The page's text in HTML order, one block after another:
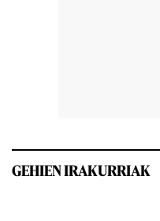
GEHIEN IRAKURRIAK